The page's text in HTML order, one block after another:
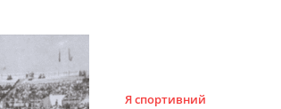
Я спортивний